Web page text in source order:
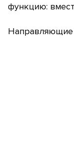
функцию:
Направляющие